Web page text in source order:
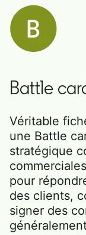
Battle
Véritable
une Battle
stratégique
pour
des clients,
signer des